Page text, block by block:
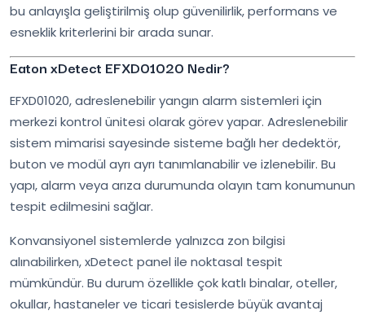
bu anlayışla geliştirilmiş olup güvenilirlik, performans ve
esneklik kriterlerini bir arada sunar.
Eaton xDetect EFXD01020 Nedir?
EFXD01020, adreslenebilir yangın alarm sistemleri için
merkezi kontrol ünitesi olarak görev yapar. Adreslenebilir
sistem mimarisi sayesinde sisteme bağlı her dedektör,
buton ve modül ayrı ayrı tanımlanabilir ve izlenebilir. Bu
yapı, alarm veya arıza durumunda olayın tam konumunun
tespit edilmesini sağlar.
Konvansiyonel sistemlerde yalnızca zon bilgisi
alınabilirken, xDetect panel ile noktasal tespit
mümkündür. Bu durum özellikle çok katlı binalar, oteller,
okullar, hastaneler ve ticari tesislerde büyük avantaj